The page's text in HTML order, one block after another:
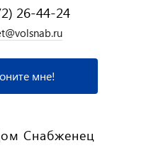
26-44-24
мне!
Снабженец